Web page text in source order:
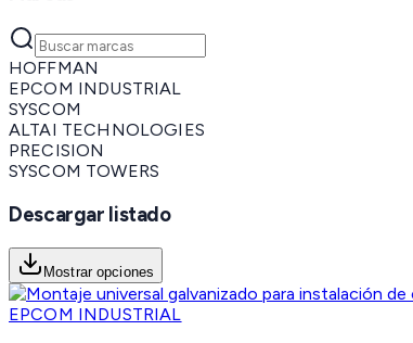
HOFFMAN
EPCOM INDUSTRIAL
SYSCOM
ALTAI TECHNOLOGIES
PRECISION
SYSCOM TOWERS
Descargar listado
Mostrar opciones
EPCOM INDUSTRIAL